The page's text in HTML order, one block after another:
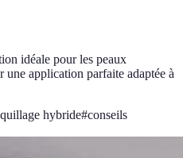
idéale pour les peaux
application parfaite adaptée à
hybride#conseils